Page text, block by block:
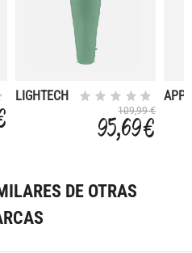
LIGHTECH
109,99 €
95,69 €
DE OTRAS